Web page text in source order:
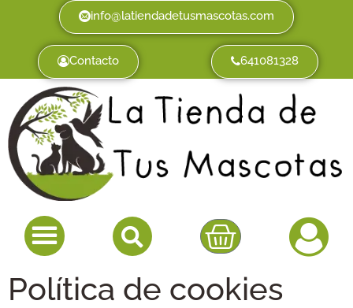
info@latiendadetusmascotas.com
Contacto 641081328
Política de cookies